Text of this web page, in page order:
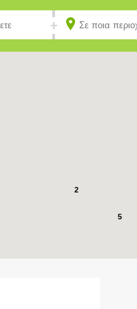
7
5
2